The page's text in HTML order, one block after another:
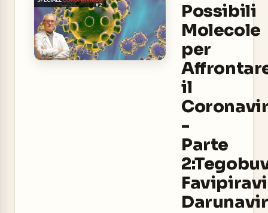
Possibili
Molecole
per
il
-
Parte
Darunavir